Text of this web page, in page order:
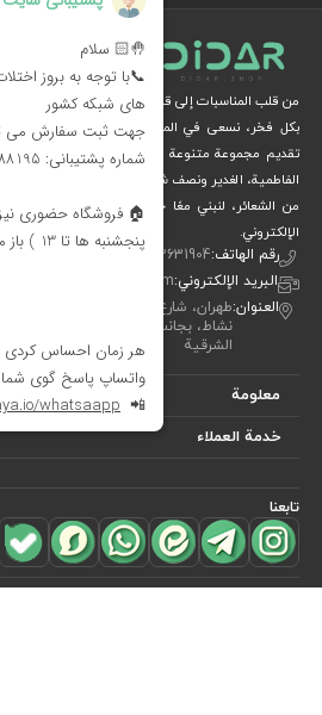
من قلب المناسبات إلى قلوب الناس
بكل فخر، نسعى في المجموعة الثقافية ديدار، من
تقديم مجموعة متنوعة من المنتجات الخاصة
الفاطمية، الغدير ونصف شعبان، عبر متجرنا الإلكتروني.
من الشعائر، لنبني معًا جسرًا جميلاً بين التقاليد
الإلكتروني.
رقم الهاتف:00982122631904
البريد الإلكتروني:info[at]didareshop.com
العنوان:طهران، شارع شريعتي، فوق قُلهَك،
الشرقية
معلومة
خدمة العملاء
تابعنا